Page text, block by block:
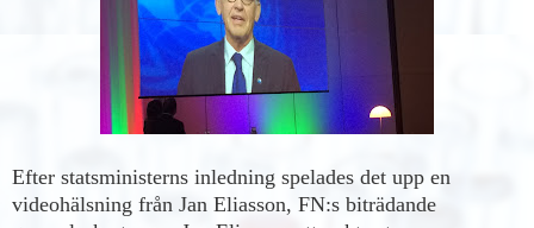
Efter statsministerns inledning spelades det upp en
videohälsning från Jan Eliasson, FN:s biträdande